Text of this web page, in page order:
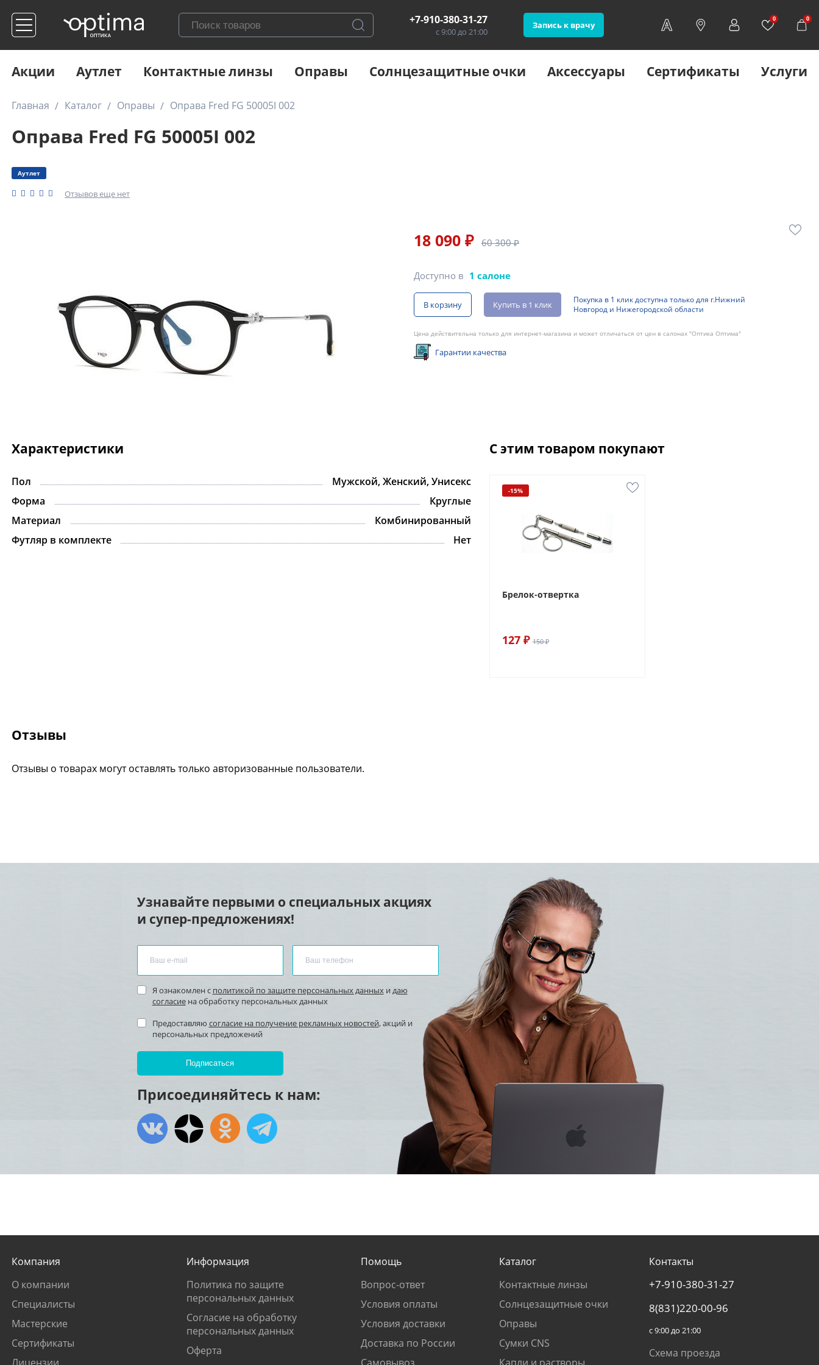
+7-910-380-31-27
с 9:00 до 21:00
Запись к врачу
0 0
Акции Аутлет Контактные линзы Оправы Солнцезащитные очки Аксессуары Сертификаты Услуги
Главная Каталог Оправы Оправа Fred FG 50005I 002
Оправа Fred FG 50005I 002
Аутлет
Отзывов еще нет
18 090 ₽ 60 300 ₽
Доступно в 1 салоне
В корзину Купить в 1 клик
Покупка в 1 клик доступна только для г.Нижний
Новгород и Нижегородской области
Цена действительна только для интернет-магазина и может отличаться от цен в салонах "Оптика Оптима"
Гарантии качества
Характеристики
Пол
Мужской, Женский, Унисекс
Форма
Круглые
Материал
Комбинированный
Футляр в комплекте
Нет
С этим товаром покупают
-15%
Брелок-отвертка
127 ₽ 150 ₽
Отзывы
Отзывы о товарах могут оставлять только авторизованные пользователи.
Узнавайте первыми о специальных акциях
и супер-предложениях!
Я ознакомлен с политикой по защите персональных данныхи даю
согласиена обработку персональных данных
Предоставляю согласие на получение рекламных новостей, акций и
персональных предложений
Присоединяйтесь к нам:
Компания
О компании
Специалисты
Мастерские
Сертификаты
Информация
Политика по защите
персональных данных
Согласие на обработку
персональных данных
Оферта
Помощь
Вопрос-ответ
Условия оплаты
Условия доставки
Доставка по России
Каталог
Контактные линзы
Солнцезащитные очки
Оправы
Сумки CNS
Контакты
+7-910-380-31-27
8(831)220-00-96
с 9:00 до 21:00
Схема проезда